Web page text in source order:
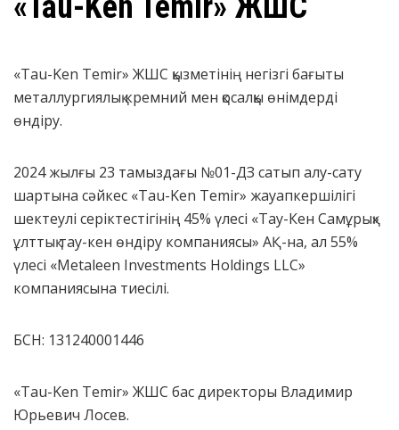
«Tau-Ken Temir» ЖШС қызметінің негізгі бағыты
металлургиялық кремний мен қосалқы өнімдерді
өндіру.
2024 жылғы 23 тамыздағы №01-ДЗ сатып алу-сату
шартына сәйкес «Tau-Ken Temir» жауапкершілігі
шектеулі серіктестігінің 45% үлесі «Тау-Кен Самұрық»
ұлттық тау-кен өндіру компаниясы» АҚ-на, ал 55%
үлесі «Metaleen Investments Holdings LLC»
компаниясына тиесілі.
БСН: 131240001446
«Tau-Ken Temir» ЖШС бас директоры Владимир
Юрьевич Лосев.